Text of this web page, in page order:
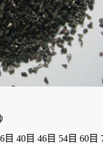
目 40目 46目 54目 60